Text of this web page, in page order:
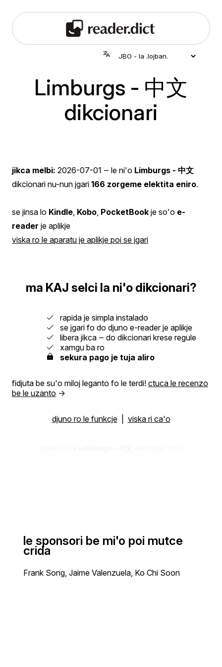
Limburgs - 中文
dikcionari
jikca melbi: 2026-07-01 ‒ le ni'o Limburgs - 中文
dikcionari nu-nun jgari 166 zorgeme elektita eniro.
se jinsa lo Kindle Kobo PocketBook je so'o e-
reader je aplikje
viska ro le aparatu je aplikje poi se jgari
ma KAJ selci la ni'o dikcionari?
rapida je simpla instalado
se jgari fo do djuno e-reader je aplikje
libera jikca ‒ do dikcionari krese regule
xamgu ba ro
sekura pago je tuja aliro
fidjuta be su'o miloj leganto fo le terdi! ctuca le recenzo
be le uzanto →
djuno ro le funkcje| viska ri ca'o
le sponsori be mi'o poi mutce
crida
Frank Song, Jaime Valenzuela, Ko Chi Soon